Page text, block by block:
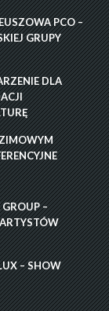
PCO –
GRUPY
DLA
–
– SHOW